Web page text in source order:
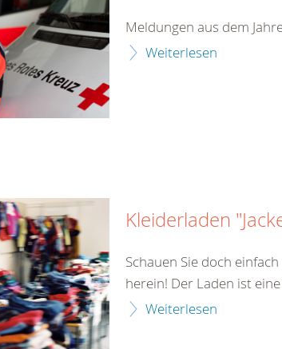
Meldungen aus dem
Weiterlesen
Kleiderladen
Schauen Sie doch
herein! Der Laden ist
Weiterlesen